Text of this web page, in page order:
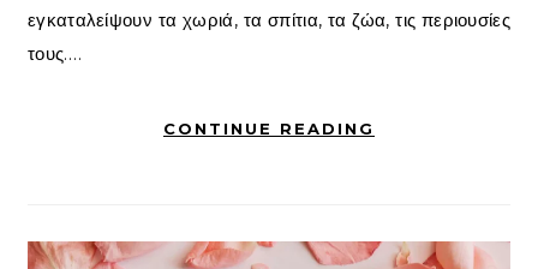
εγκαταλείψουν τα χωριά, τα σπίτια, τα ζώα, τις περιουσίες
τους.…
CONTINUE READING